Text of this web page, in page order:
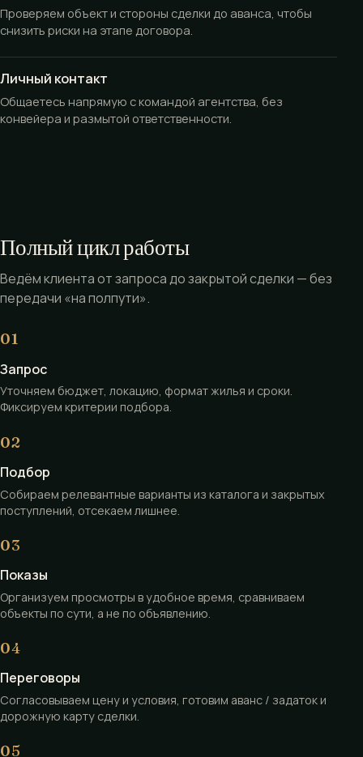
Проверяем объект и стороны сделки до аванса, чтобы
снизить риски на этапе договора.
Личный контакт
Общаетесь напрямую с командой агентства, без
конвейера и размытой ответственности.
Полный цикл работы
Ведём клиента от запроса до закрытой сделки — без
передачи «на полпути».
Запрос
Уточняем бюджет, локацию, формат жилья и сроки.
Фиксируем критерии подбора.
Подбор
Собираем релевантные варианты из каталога и закрытых
поступлений, отсекаем лишнее.
Показы
Организуем просмотры в удобное время, сравниваем
объекты по сути, а не по объявлению.
Переговоры
Согласовываем цену и условия, готовим аванс / задаток и
дорожную карту сделки.